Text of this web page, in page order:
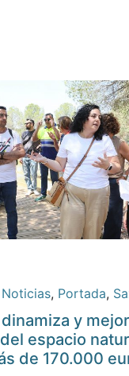
Noticias, Portada,
y
espacio
de 170.000